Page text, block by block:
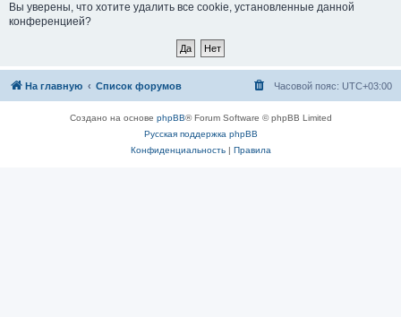
Вы уверены, что хотите удалить все cookie, установленные данной
конференцией?
На главную Список форумов Часовой пояс: UTC+03:00
Создано на основе phpBB® Forum Software © phpBB Limited
Русская поддержка phpBB
Конфиденциальность| Правила